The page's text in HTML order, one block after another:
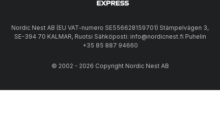
Nordic Nest AB (EU VAT-numero SE556628159701) Stämpelvägen 3,
SE-394 70 KALMAR, Ruotsi Sähköposti: info@nordicnest.fi Puhelin
+35 85 887 94660
© 2002 - 2026 Copyright Nordic Nest AB